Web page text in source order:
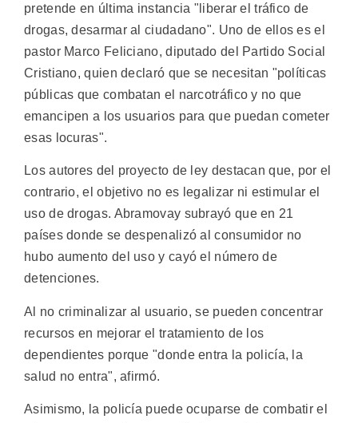
pretende en última instancia "liberar el tráfico de
drogas, desarmar al ciudadano". Uno de ellos es el
pastor Marco Feliciano, diputado del Partido Social
Cristiano, quien declaró que se necesitan "políticas
públicas que combatan el narcotráfico y no que
emancipen a los usuarios para que puedan cometer
esas locuras".
Los autores del proyecto de ley destacan que, por el
contrario, el objetivo no es legalizar ni estimular el
uso de drogas. Abramovay subrayó que en 21
países donde se despenalizó al consumidor no
hubo aumento del uso y cayó el número de
detenciones.
Al no criminalizar al usuario, se pueden concentrar
recursos en mejorar el tratamiento de los
dependientes porque "donde entra la policía, la
salud no entra", afirmó.
Asimismo, la policía puede ocuparse de combatir el